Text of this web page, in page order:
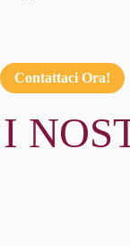
Contattaci Ora!
I